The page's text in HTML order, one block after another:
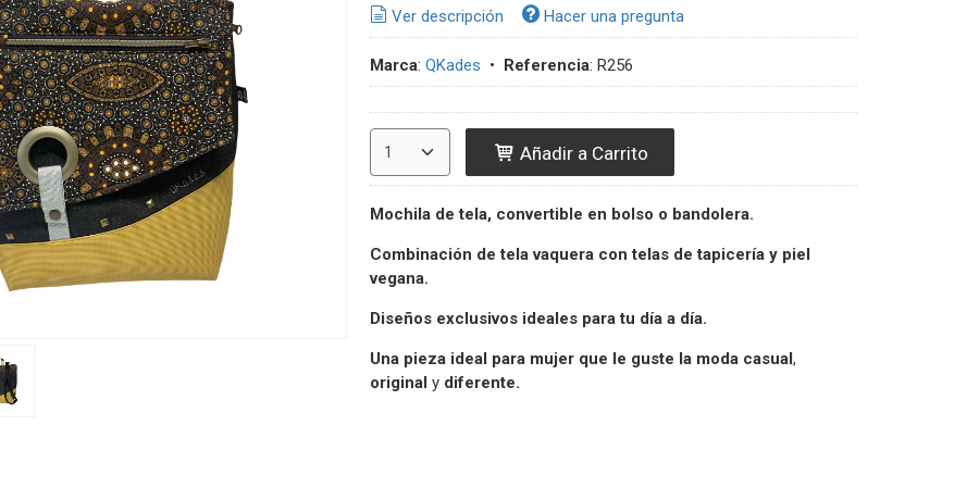
Ver descripción Hacer una pregunta
Marca: QKades • Referencia: R256
Añadir a Carrito
Mochila de tela, convertible en bolso o bandolera.
Combinación de telavaquera con telas de tapicería y piel
vegana.
Diseños exclusivos ideales para tu día a día.
Una pieza ideal para mujer que le guste la moda casual,
original y diferente.